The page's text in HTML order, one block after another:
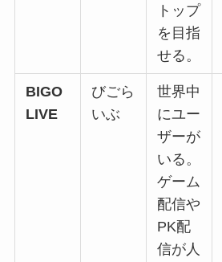
トップ
を目指
せる。
BIGO
LIVE
びごら
いぶ
世界中
にユー
ザーが
いる。
ゲーム
配信や
PK配
信が人